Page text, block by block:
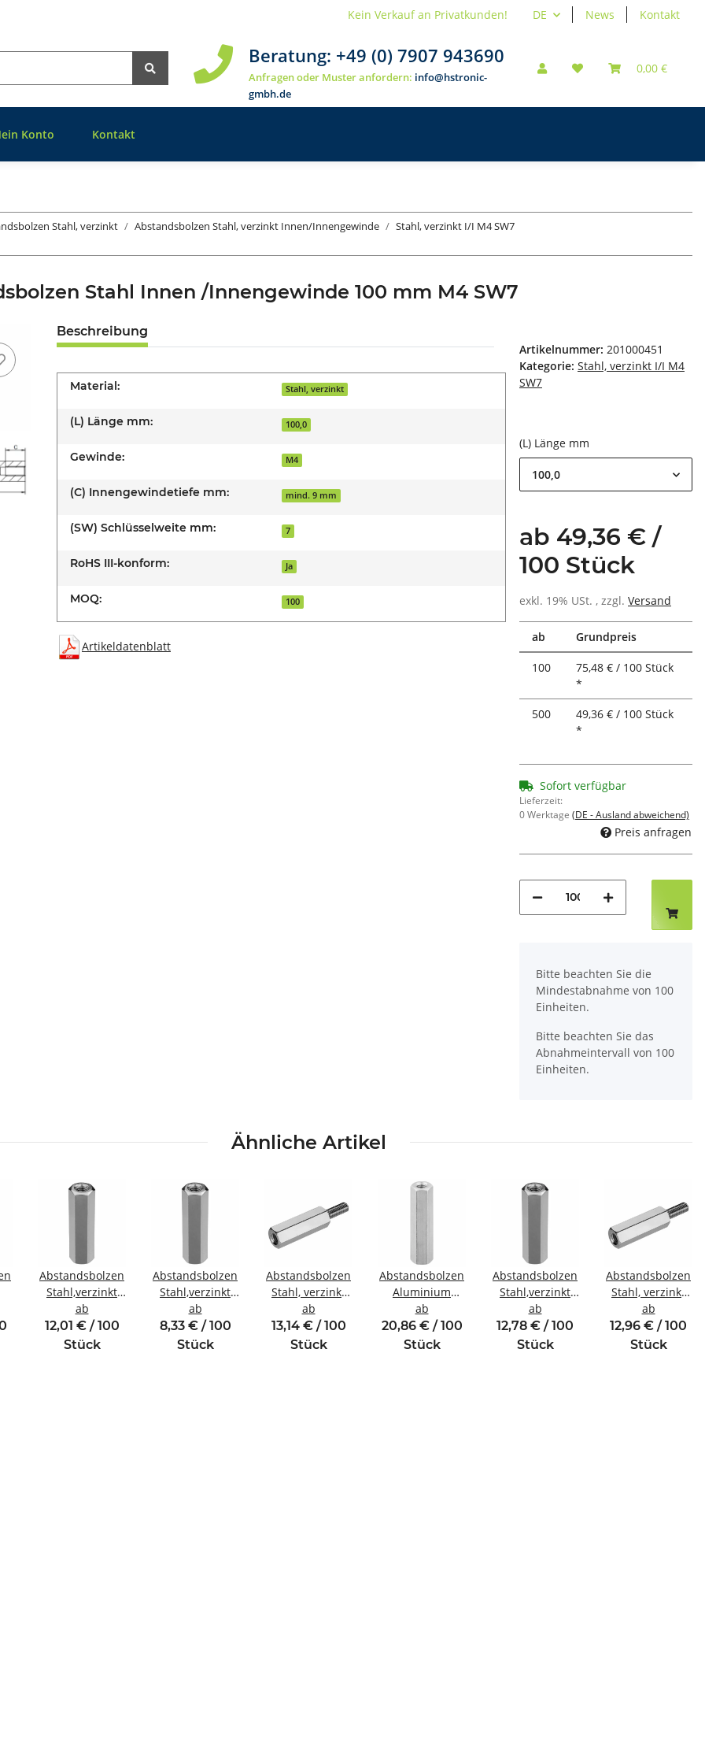
DE News Kontakt
Kein Verkauf an Privatkunden!
Beratung: +49 (0) 7907 943690
Anfragen oder Muster anfordern: info@hstronic-
gmbh.de
0,00 €
Konto Kontakt
Stahl, verzinkt Abstandsbolzen Stahl, verzinkt Innen/Innengewinde
Stahl, verzinkt I/I M4 SW7
Stahl Innen /Innengewinde 100 mm M4 SW7
Beschreibung
Material: Stahl, verzinkt
(L) Länge mm: 100,0
Gewinde: M4
(C) Innengewindetiefe mm: mind. 9 mm
(SW) Schlüsselweite mm: 7
RoHS III-konform: Ja
MOQ: 100
Artikeldatenblatt
Artikelnummer: 201000451
Kategorie: Stahl, verzinkt I/I M4
SW7
(L) Länge mm
100,0
ab 49,36 € /
100 Stück
exkl. 19% USt. , zzgl. Versand
ab Grundpreis
100
75,48 € / 100 Stück
*
500
49,36 € / 100 Stück
*
Sofort verfügbar
Lieferzeit:
0 Werktage (DE - Ausland abweichend)
Preis anfragen
Bitte beachten Sie die
Mindestabnahme von 100
Einheiten.
Bitte beachten Sie das
Abnahmeintervall von 100
Einheiten.
Ähnliche Artikel
Abstandsbolzen
Stahl,verzinkt
Innen/Innengewinde
M4 SW8
ab
12,01 € / 100
Stück
Abstandsbolzen
Stahl,verzinkt
Innen/Innengewinde
M3 SW6
ab
8,33 € / 100
Stück
Abstandsbolzen
Stahl, verzinkt
Innen/Außengewinde
M4 SW8
ab
13,14 € / 100
Stück
Abstandsbolzen
Aluminium
Innen/Innengewinde
M4 SW7
ab
20,86 € / 100
Stück
Abstandsbolzen
Stahl,verzinkt
Innen/Innengewinde
M5 SW8
ab
12,78 € / 100
Stück
Abstandsbolzen
Stahl, verzinkt
Innen/
M4 SW7
ab
12,96 € / 100
Stück